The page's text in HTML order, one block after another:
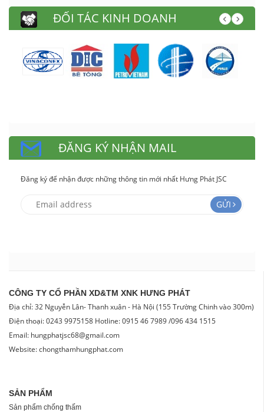
ĐỐI TÁC KINH DOANH
ĐĂNG KÝ NHẬN MAIL
Đăng ký để nhận được những thông tin mới nhất Hưng Phát JSC
GỬI
CÔNG TY CỔ PHẦN XD&TM XNK HƯNG PHÁT
Địa chỉ: 32 Nguyễn Lân- Thanh xuân - Hà Nội (155 Trường Chinh vào 300m)
Điện thoại: 0243 9975158 Hotline: 0915 46 7989 /096 434 1515
Email: hungphatjsc68@gmail.com
Website: chongthamhungphat.com
SẢN PHẨM
Sản phẩm chống thấm